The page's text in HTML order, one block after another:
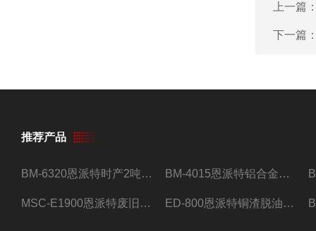
上一篇
下一篇
推荐产品
BM-6320恩派特时产2吨合金钢屑压饼机 BM-4015恩派特铝合金屑压饼机 脱油效果好
MSC-E1900恩派特废旧锂电池极片破碎处理设备 ED-800恩派特铜渣脱油机废铜屑铝屑甩油机